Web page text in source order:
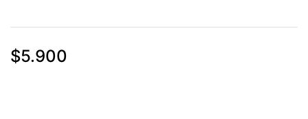
$5.900